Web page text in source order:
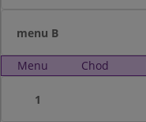
menu B
Menu Chod
1